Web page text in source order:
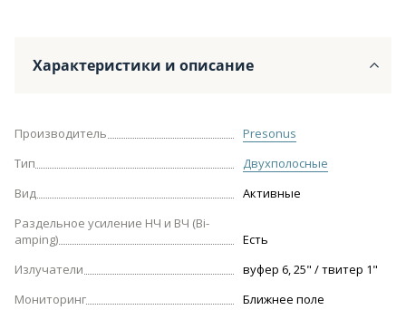
Характеристики и описание
Производитель
Presonus
Тип
Двухполосные
Вид
Активные
Раздельное усиление НЧ и ВЧ (Bi-
amping)
Есть
Излучатели
вуфер 6, 25" / твитер 1"
Мониторинг
Ближнее поле